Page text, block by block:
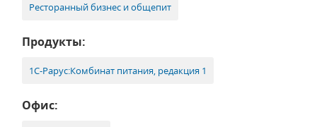
Ресторанный бизнес и общепит
Продукты:
1С-Рарус:Комбинат питания, редакция 1
Офис: